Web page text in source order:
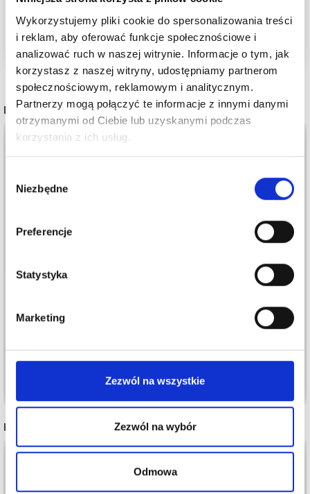
Wykorzystujemy pliki cookie do spersonalizowania treści
i reklam, aby oferować funkcje społecznościowe i
analizować ruch w naszej witrynie. Informacje o tym, jak
korzystasz z naszej witryny, udostępniamy partnerom
społecznościowym, reklamowym i analitycznym.
Partnerzy mogą połączyć te informacje z innymi danymi
otrzymanymi od Ciebie lub uzyskanymi podczas
korzystania z ich usług.
zgody
Niezbędne
Preferencje
Statystyka
Marketing
Zezwól na wszystkie
Zezwól na wybór
Odmowa
POPULARNE ALTERNATYWY
25,60 zł
Zobacz wszystkie opcje
PERMIN ESTHER
22,60 zł
Zobacz wszystkie opcje
INNI TEŻ WIDZIELI
Oszczędź nawet do 50%
Stań się częścią naszej społeczności
dostęp do inspirujących wzorów na druty i
Nie, dziękuję